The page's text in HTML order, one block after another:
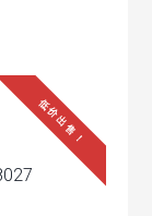
低价出售！